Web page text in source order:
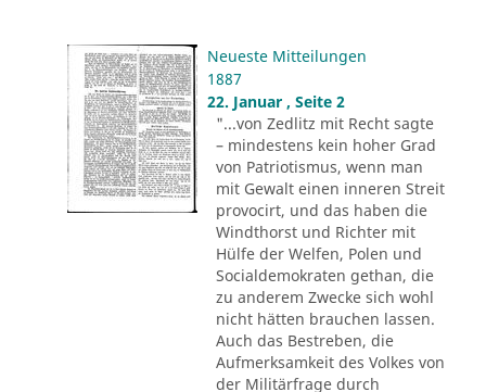
Neueste Mitteilungen
1887
22. Januar , Seite 2
"...von Zedlitz mit Recht sagte
– mindestens kein hoher Grad
von Patriotismus, wenn man
mit Gewalt einen inneren Streit
provocirt, und das haben die
Windthorst und Richter mit
Hülfe der Welfen, Polen und
Socialdemokraten gethan, die
zu anderem Zwecke sich wohl
nicht hätten brauchen lassen.
Auch das Bestreben, die
Aufmerksamkeit des Volkes von
der Militärfrage durch